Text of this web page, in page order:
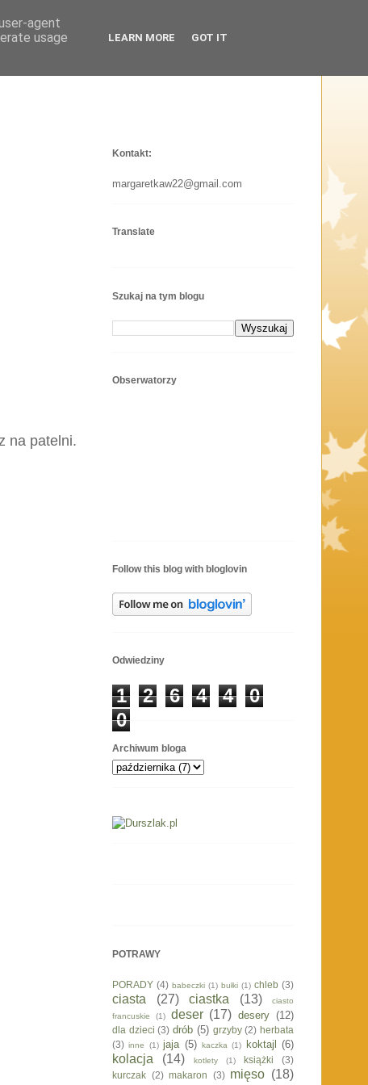
na patelni.
Kontakt:
margaretkaw22@gmail.com
Translate
Szukaj na tym blogu
Obserwatorzy
Follow this blog with bloglovin
Odwiedziny
1 2 6 4 4
0
0
Archiwum bloga
POTRAWY
PORADY (4) babeczki (1) bułki (1) chleb (3)
ciasta (27) ciastka (13)
ciasto
francuskie
(1) deser (17) desery (12)
dla dzieci (3) drób (5) grzyby (2) herbata
(3) inne (1) jaja (5) kaczka (1) koktajl (6)
kolacja (14) kotlety (1) książki
(3)
kurczak (2) makaron (3) mięso (18)
agent
usage
LEARN MORE GOT IT